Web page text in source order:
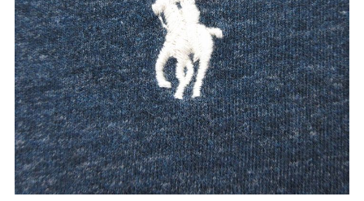
Search by Sizeサイズから探す（メンズ）
ジャケット XS S M L XL
スウェット XS S M L XL
長袖シャツ XS S M L XL
半袖シャツ XS S M L XL